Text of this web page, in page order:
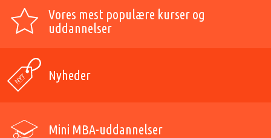
Vores mest populære kurser og
uddannelser
Nyheder
Mini MBA-uddannelser